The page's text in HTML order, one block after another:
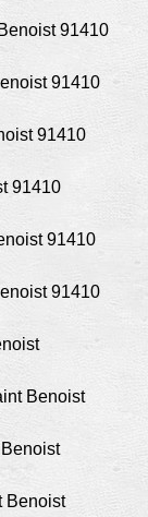
91410
91410
91410
91410
91410
91410
Benoist
Benoist